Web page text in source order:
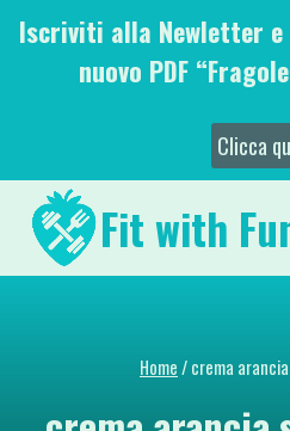
SaltaIscriviti alla Newletter
nuovo PDF
Clicca
Fit with
Home/crema